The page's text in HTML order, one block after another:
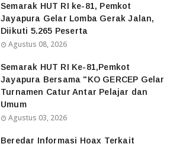
Semarak HUT RI ke-81, Pemkot
Jayapura Gelar Lomba Gerak Jalan,
Diikuti 5.265 Peserta
Agustus 08, 2026
Semarak HUT RI Ke-81,Pemkot
Jayapura Bersama "KO GERCEP Gelar
Turnamen Catur Antar Pelajar dan
Umum
Agustus 03, 2026
Beredar Informasi Hoax Terkait